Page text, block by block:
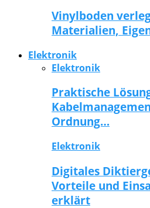
Vinylboden
Materialien,
Elektronik
Elektronik
Praktische
Ordnung…
Elektronik
Digitales
Vorteile und
erklärt